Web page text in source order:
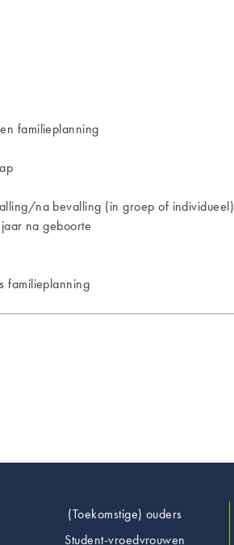
familieplanning
na bevalling (in groep of individueel)
na geboorte
familieplanning
Footer(Toekomstige) ouders
Student-vroedvrouwen